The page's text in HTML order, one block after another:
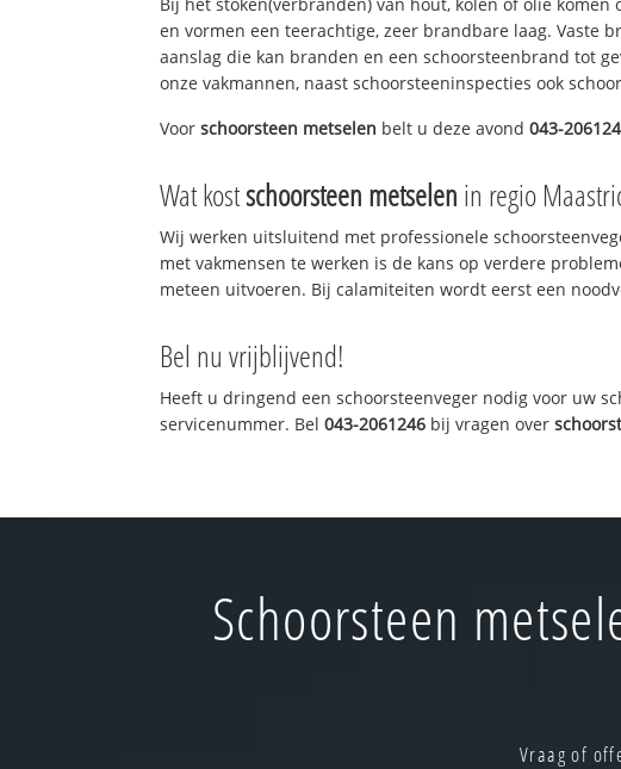
en vormen een teerachtige, zeer brandbare laag. Vaste
aanslag die kan branden en een schoorsteenbrand tot
onze vakmannen, naast schoorsteeninspecties ook
Voorschoorsteen metselen belt u deze avond043-
Wat kostschoorsteen metselen in regio
Wij werken uitsluitend met professionele
met vakmensen te werken is de kans op verdere
meteen uitvoeren. Bij calamiteiten wordt eerst een
Bel nu vrijblijvend!
Heeft u dringend een schoorsteenveger nodig voor uw
servicenummer. Bel043-2061246 bij vragen over
Schoorsteen
Vraag of